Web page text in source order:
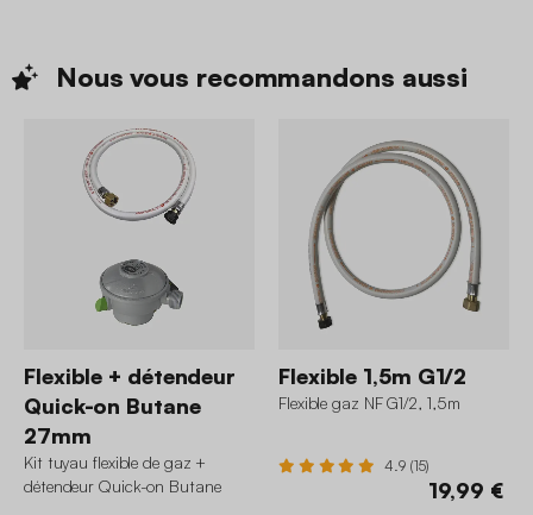
Nous vous recommandons aussi
Flexible + détendeur
Quick-on Butane
27mm
Kit tuyau flexible de gaz +
détendeur Quick-on Butane
Flexible 1,5m G1/2
Flexible gaz NF G1/2, 1,5m
4.9 (15)
19,99 €